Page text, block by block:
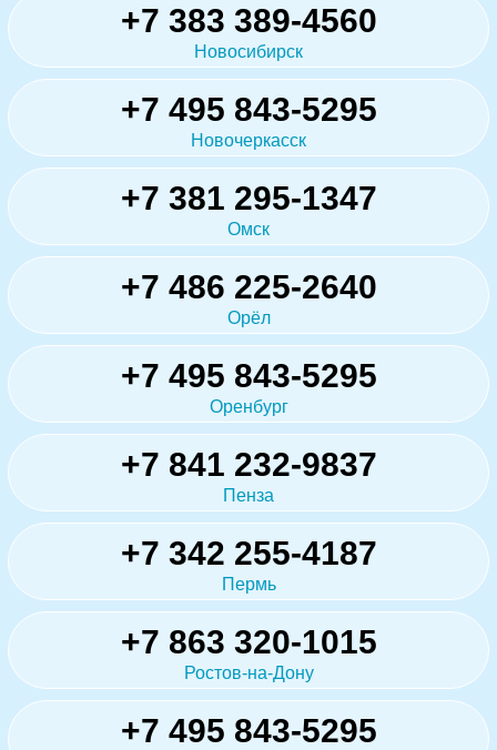
+7 383 389-4560
Новосибирск
+7 495 843-5295
Новочеркасск
+7 381 295-1347
Омск
+7 486 225-2640
Орёл
+7 495 843-5295
Оренбург
+7 841 232-9837
Пенза
+7 342 255-4187
Пермь
+7 863 320-1015
Ростов-на-Дону
+7 495 843-5295